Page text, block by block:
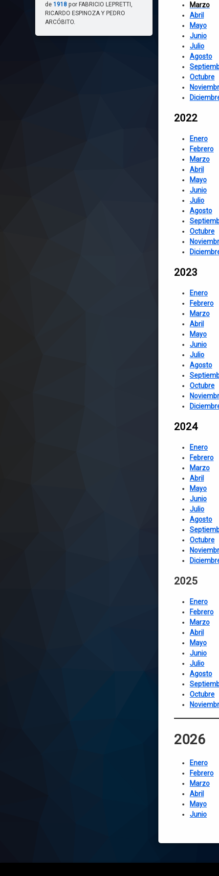
Marzo
Abril
Mayo
Junio
Julio
Agosto
Octubre
2022
Enero
Febrero
Marzo
Abril
Mayo
Junio
Julio
Agosto
Octubre
2023
Enero
Febrero
Marzo
Abril
Mayo
Junio
Julio
Agosto
Octubre
2024
Enero
Febrero
Marzo
Abril
Mayo
Junio
Julio
Agosto
Octubre
2025
Enero
Febrero
Marzo
Abril
Mayo
Junio
Julio
Agosto
Octubre
2026
Enero
Febrero
Marzo
Abril
Mayo
Junio
de 1918 por FABRICIO LEPRETTI,
RICARDO ESPINOZA Y PEDRO
ARCÓBITO.